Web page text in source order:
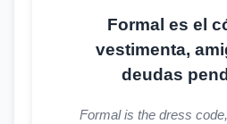
Formal es el
vestimenta,
deudas
Formal is the dress